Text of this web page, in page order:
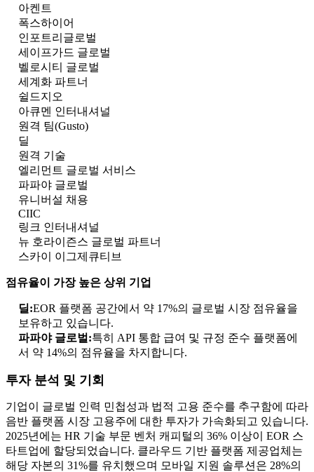
아켄트
폭스하이어
인포트리글로벌
세이프가드 글로벌
벨로시티 글로벌
세계화 파트너
쉴드지오
아큐멘 인터내셔널
원격 팀(Gusto)
딜
원격 기술
엘리먼트 글로벌 서비스
파파야 글로벌
유니버설 채용
CIIC
링크 인터내셔널
뉴 호라이즌스 글로벌 파트너
스카이 이그제큐티브
점유율이 가장 높은 상위 기업
딜:EOR 플랫폼 공간에서 약 17%의 글로벌 시장 점유율을
보유하고 있습니다.
파파야 글로벌:특히 API 통합 급여 및 규정 준수 플랫폼에
서 약 14%의 점유율을 차지합니다.
투자 분석 및 기회
기업이 글로벌 인력 민첩성과 법적 고용 준수를 추구함에 따라
음반 플랫폼 시장 고용주에 대한 투자가 가속화되고 있습니다.
2025년에는 HR 기술 부문 벤처 캐피털의 36% 이상이 EOR 스
타트업에 할당되었습니다. 클라우드 기반 플랫폼 제공업체는
해당 자본의 31%를 유치했으며 모바일 지원 솔루션은 28%의